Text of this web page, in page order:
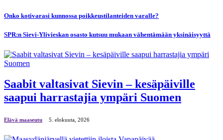
Onko kotivarasi kunnossa poikkeustilanteiden varalle?
SPR:n Sievi-Ylivieskan osasto kutsuu mukaan vähentämään yksinäisyyttä
Saabit valtasivat Sievin – kesäpäiville
saapui harrastajia ympäri Suomen
Elävä maaseutu 5. elokuuta, 2026